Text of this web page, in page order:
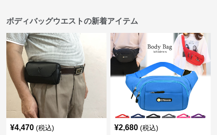
ボディバッグウエストの新着アイテム
¥4,470 (税込) ¥2,680 (税込)